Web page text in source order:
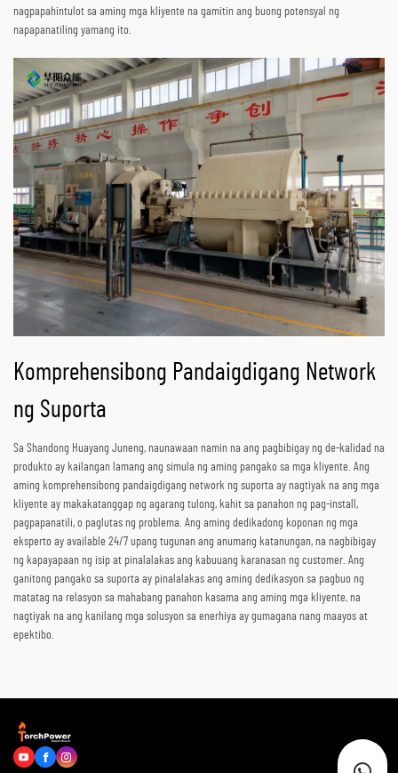
nagpapahintulot sa aming mga kliyente na gamitin ang buong potensyal ng
napapanatiling yamang ito.
Komprehensibong Pandaigdigang Network
ng Suporta
Sa Shandong Huayang Juneng, naunawaan namin na ang pagbibigay ng de-kalidad na
produkto ay kailangan lamang ang simula ng aming pangako sa mga kliyente. Ang
aming komprehensibong pandaigdigang network ng suporta ay nagtiyak na ang mga
kliyente ay makakatanggap ng agarang tulong, kahit sa panahon ng pag-install,
pagpapanatili, o paglutas ng problema. Ang aming dedikadong koponan ng mga
eksperto ay available 24/7 upang tugunan ang anumang katanungan, na nagbibigay
ng kapayapaan ng isip at pinalalakas ang kabuuang karanasan ng customer. Ang
ganitong pangako sa suporta ay pinalalakas ang aming dedikasyon sa pagbuo ng
matatag na relasyon sa mahabang panahon kasama ang aming mga kliyente, na
nagtiyak na ang kanilang mga solusyon sa enerhiya ay gumagana nang maayos at
epektibo.